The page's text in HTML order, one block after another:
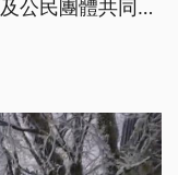
公民團體共同召